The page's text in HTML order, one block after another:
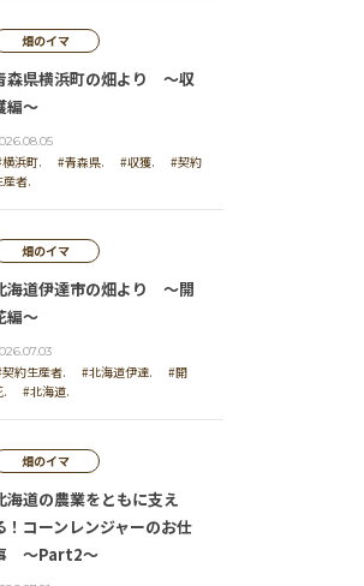
畑のイマ
森県横浜町の畑より ～収
編～
浜町. #青森県. #収獲.
#契約
産者.
畑のイマ
海道伊達市の畑より ～開
編～
約生産者. #北海道伊達.
#開
.
#北海道.
畑のイマ
海道の農業をともに支え
！コーンレンジャーのお仕
～Part2～